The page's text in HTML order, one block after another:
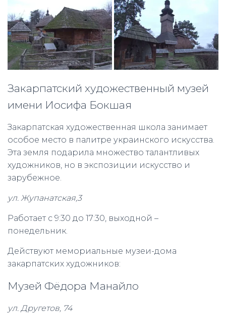
Закарпатский художественный музей
имени Иосифа Бокшая
Закарпатская художественная школа занимает
особое место в палитре украинского искусства.
Эта земля подарила множество талантливых
художников, но в экспозиции искусство и
зарубежное.
ул. Жупанатская,3
Работает с 9:30 до 17:30, выходной –
понедельник.
Действуют мемориальные музеи-дома
закарпатских художников:
Музей Фёдора Манайло
ул. Другетов, 74